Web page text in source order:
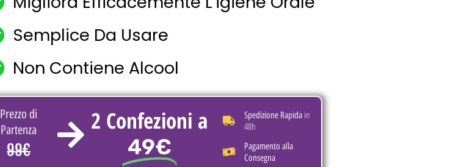
Semplice Da Usare
Non Contiene Alcool
Prezzo di
Partenza
99€
2 Confezioni a
49€
Spedizione Rapida in
48h
Pagamento alla
Consegna